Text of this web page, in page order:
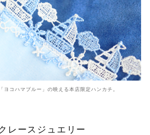
ヨコハマブルー」の映える本店限定ハンカチ。
レースジュエリー